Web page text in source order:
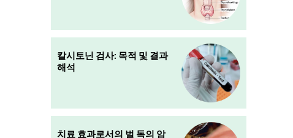
칼시토닌 검사: 목적 및 결과
해석
치료 효과로서의 벌 독의 암